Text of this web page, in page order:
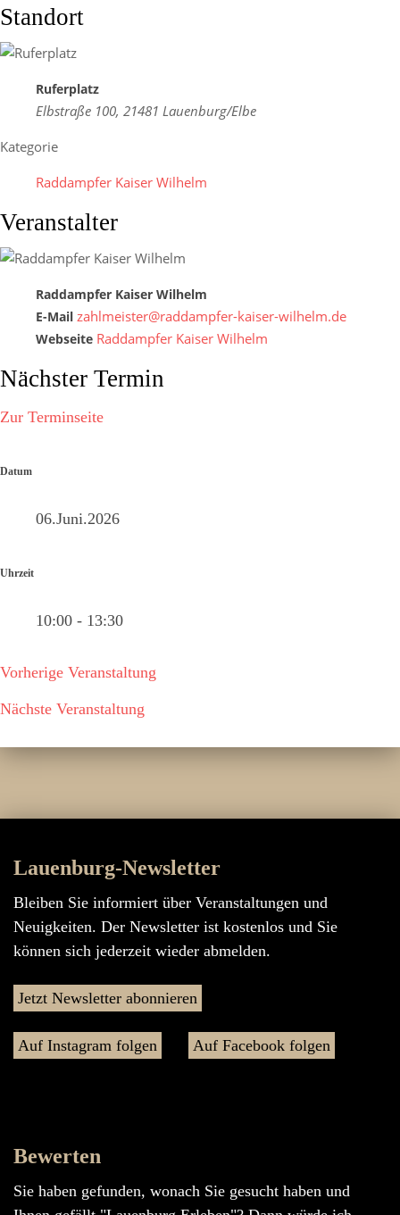
Standort
Ruferplatz
Elbstraße 100, 21481 Lauenburg/Elbe
Kategorie
Raddampfer Kaiser Wilhelm
Veranstalter
Raddampfer Kaiser Wilhelm
E-Mail zahlmeister@raddampfer-kaiser-wilhelm.de
Webseite Raddampfer Kaiser Wilhelm
Nächster Termin
Zur Terminseite
Datum
06.Juni.2026
Uhrzeit
10:00 - 13:30
Vorherige Veranstaltung
Nächste Veranstaltung
Lauenburg-Newsletter
Bleiben Sie informiert über Veranstaltungen und
Neuigkeiten. Der Newsletter ist kostenlos und Sie
können sich jederzeit wieder abmelden.
Jetzt Newsletter abonnieren
Auf Instagram folgen Auf Facebook folgen
Bewerten
Sie haben gefunden, wonach Sie gesucht haben und